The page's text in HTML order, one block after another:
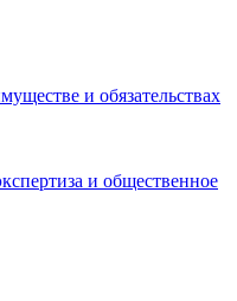
и обязательствах
и общественное